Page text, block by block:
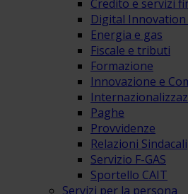
Credito e servizi
Digital
Energia e gas
Fiscale e tributi
Formazione
Innovazione e
Paghe
Provvidenze
Relazioni Sindacali
Servizio F-GAS
Sportello CAIT
Servizi per la persona